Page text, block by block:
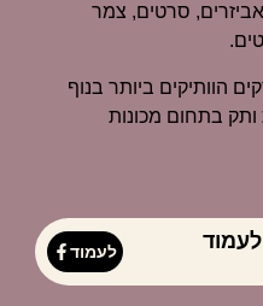
סרטים, צמר
הוותיקים ביותר בנוף
מ- 70 שנות ותק בתחום מכונות
לעמוד